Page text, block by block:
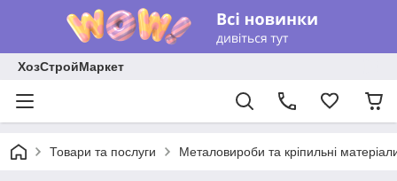
ХозСтройМаркет
Товари та послуги Металовироби та кріпильні